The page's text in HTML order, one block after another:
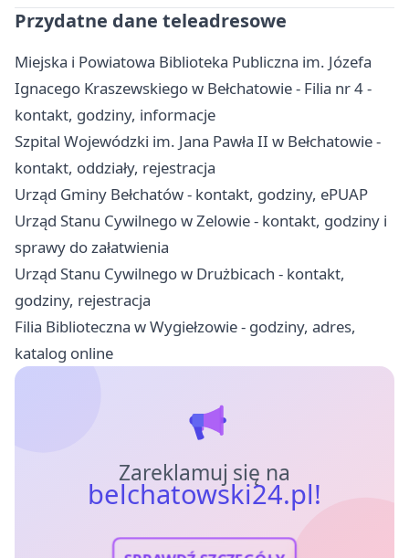
Przydatne dane teleadresowe
Miejska i Powiatowa Biblioteka Publiczna im. Józefa
Ignacego Kraszewskiego w Bełchatowie - Filia nr 4 -
kontakt, godziny, informacje
Szpital Wojewódzki im. Jana Pawła II w Bełchatowie -
kontakt, oddziały, rejestracja
Urząd Gminy Bełchatów - kontakt, godziny, ePUAP
Urząd Stanu Cywilnego w Zelowie - kontakt, godziny i
sprawy do załatwienia
Urząd Stanu Cywilnego w Drużbicach - kontakt,
godziny, rejestracja
Filia Biblioteczna w Wygiełzowie - godziny, adres,
katalog online
Zareklamuj się na
belchatowski24.pl!